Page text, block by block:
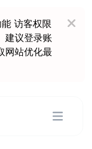
访客权限
建议登录账
网站优化最